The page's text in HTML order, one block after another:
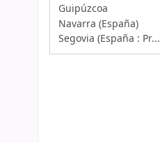
Guipúzcoa
Navarra (España)
Segovia (España : Pr...